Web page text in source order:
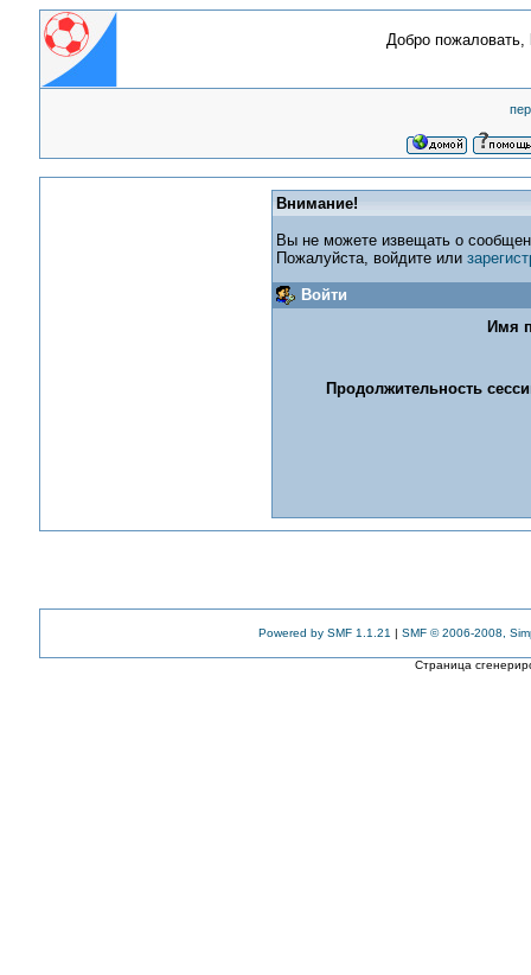
Добро пожаловать,
Внимание!
Вы не можете извещать о
Пожалуйста, войдите или
Войти
Имя
Продолжительность
Powered by SMF 1.1.21 | SMF © 2006-2008,
Страница